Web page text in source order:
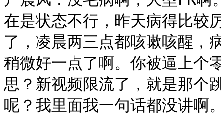
在是状态不行，昨天病得比较
了，凌晨两三点都咳嗽咳醒，
稍微好一点了啊。你被逼上个
思？新视频限流了，就是那个
呢？我里面我一句话都没讲啊